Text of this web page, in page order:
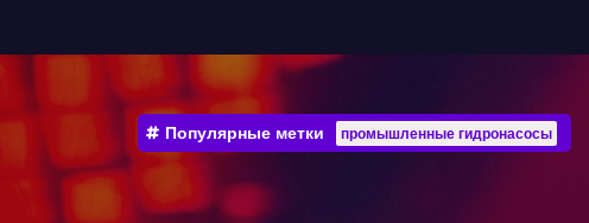
Популярные метки промышленные гидронасосы